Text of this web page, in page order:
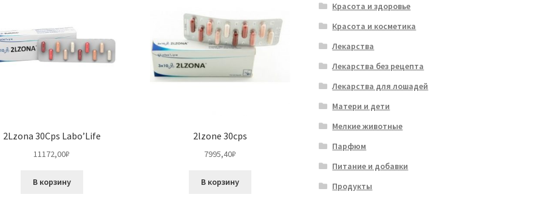
2Lzona 30Cps Labo’Life
11172,00₽
В корзину
2lzone 30cps
7995,40₽
В корзину
Красота и здоровье
Красота и косметика
Лекарства
Лекарства без рецепта
Лекарства для лошадей
Матери и дети
Мелкие животные
Парфюм
Питание и добавки
Продукты